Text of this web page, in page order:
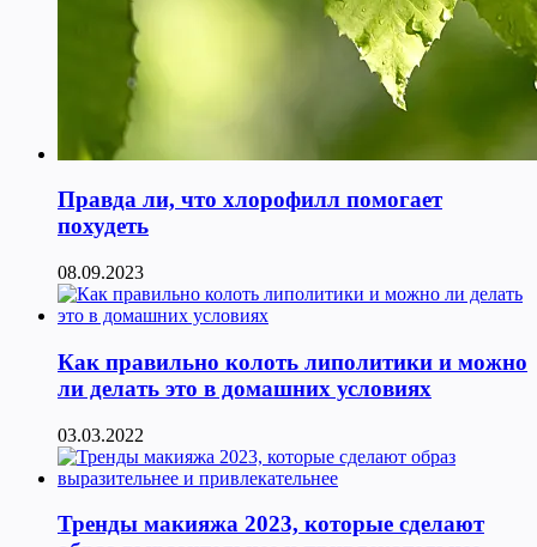
Правда ли, что хлорофилл помогает
похудеть
08.09.2023
Как правильно колоть липолитики и можно
ли делать это в домашних условиях
03.03.2022
Тренды макияжа 2023, которые сделают